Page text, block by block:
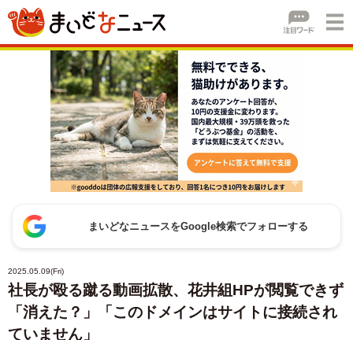
まいどなニュースをGoogle検索でフォローする
2025.05.09(Fri)
社長が殴る蹴る動画拡散、花井組HPが閲覧できず
「消えた？」「このドメインはサイトに接続され
ていません」